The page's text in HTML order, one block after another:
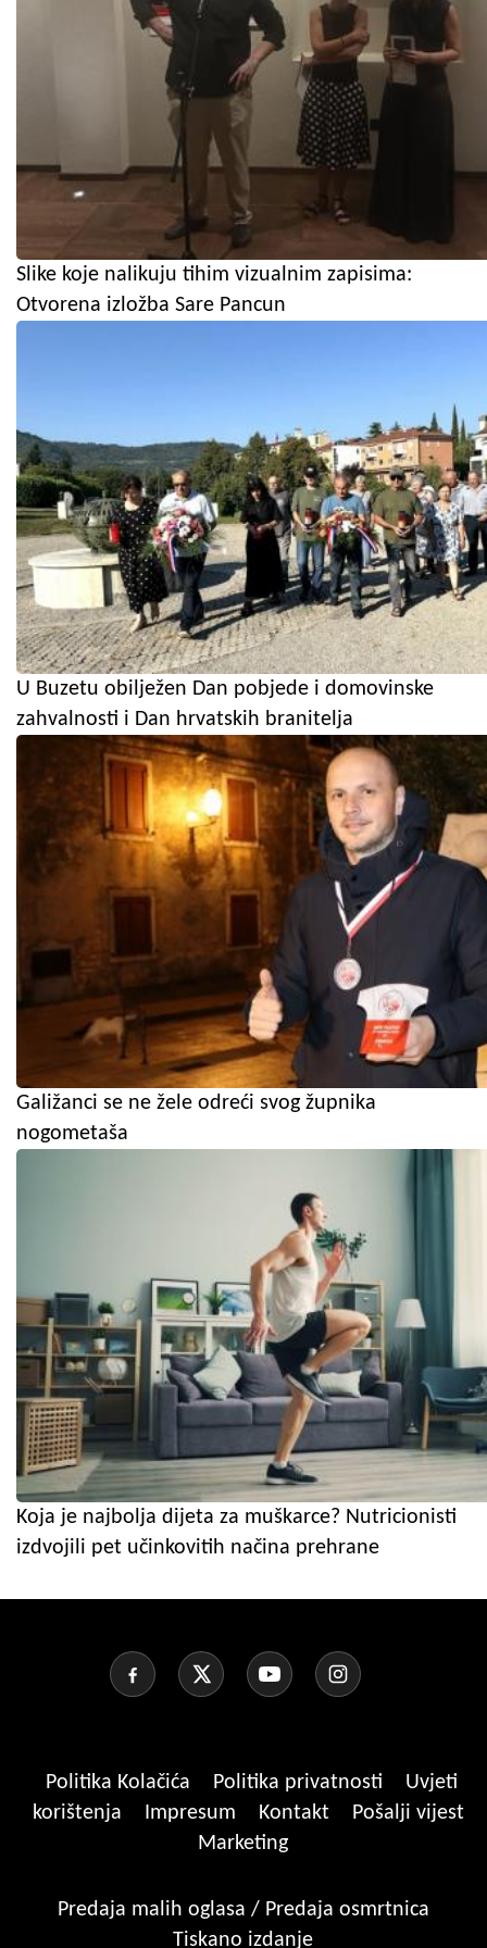
Slike koje nalikuju tihim vizualnim zapisima:
Otvorena izložba Sare Pancun
U Buzetu obilježen Dan pobjede i domovinske
zahvalnosti i Dan hrvatskih branitelja
Galižanci se ne žele odreći svog župnika
nogometaša
Koja je najbolja dijeta za muškarce? Nutricionisti
izdvojili pet učinkovitih načina prehrane
Politika Kolačića Politika privatnosti
Uvjeti
korištenja
Impresum Kontakt
Pošalji vijest
Marketing
Predaja malih oglasa / Predaja osmrtnica
Tiskano izdanje